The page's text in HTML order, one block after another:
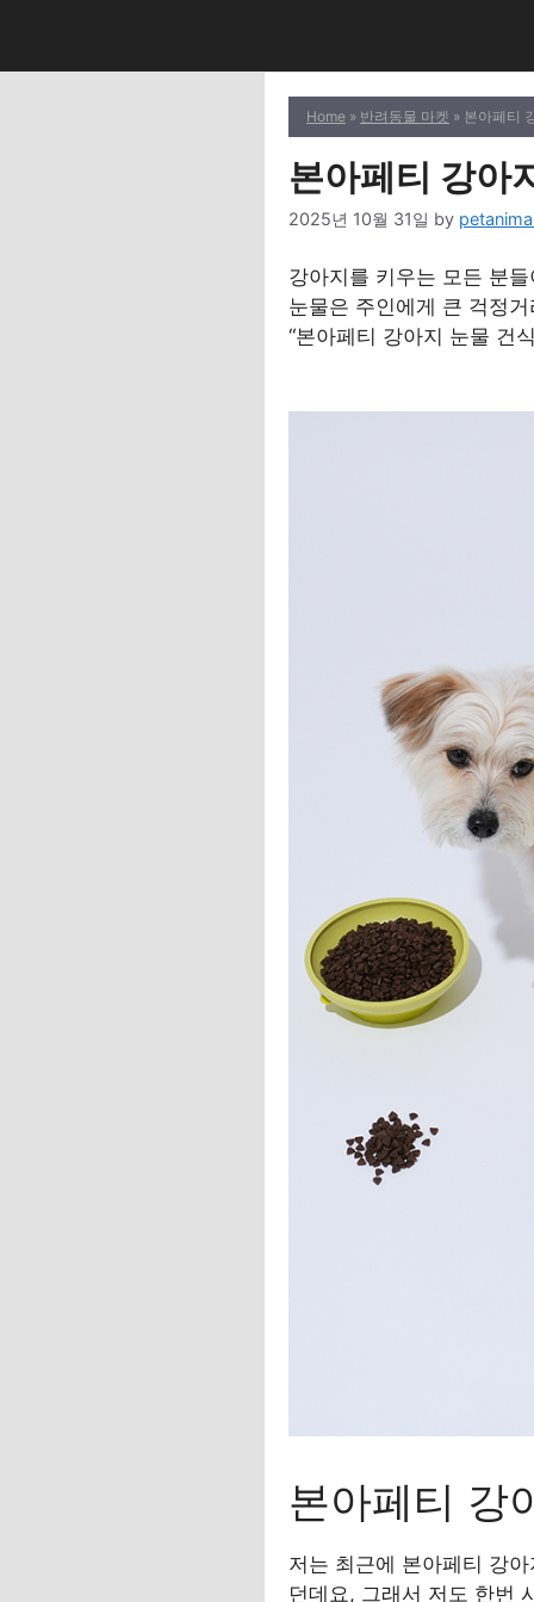
content
Home » 반려동물 마켓 » 본아페티
본아페티 강아
2025년 10월 31일 by
강아지를 키우는 모든 분
눈물은 주인에게 큰 걱정
“본아페티 강아지 눈물 건
본아페티 강
저는 최근에 본아페티 강
던데요, 그래서 저도 한번